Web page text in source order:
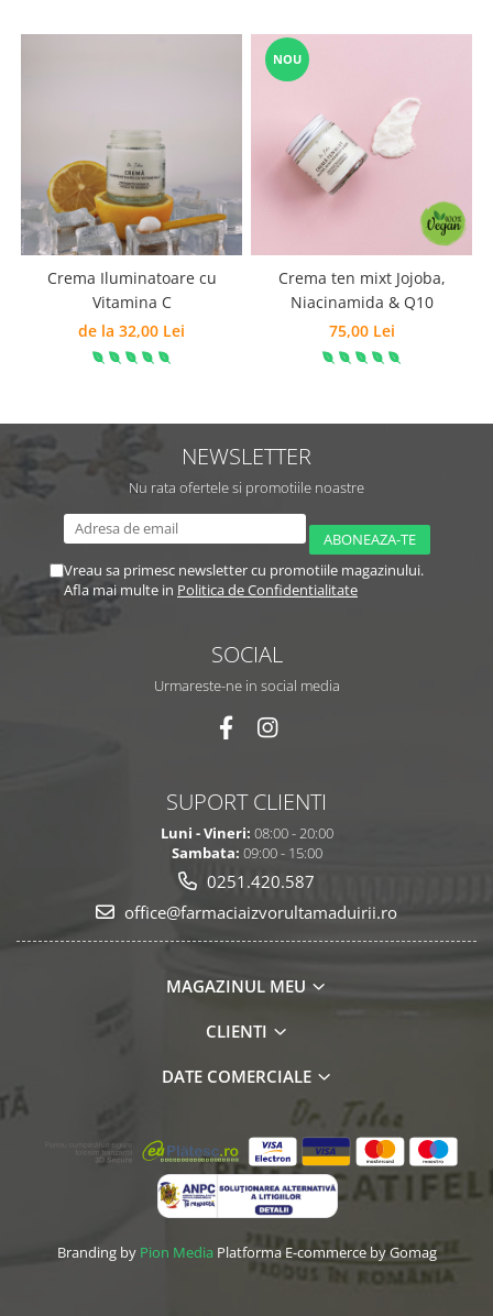
Crema Iluminatoare cu
Vitamina C
de la 32,00 Lei
NOU
Crema ten mixt Jojoba,
Niacinamida & Q10
75,00 Lei
NEWSLETTER
Nu rata ofertele si promotiile noastre
Vreau sa primesc newsletter cu promotiile magazinului.
Afla mai multe in Politica de Confidentialitate
SOCIAL
Urmareste-ne in social media
SUPORT CLIENTI
Luni - Vineri: 08:00 - 20:00
Sambata: 09:00 - 15:00
0251.420.587
office@farmaciaizvorultamaduirii.ro
MAGAZINUL MEU
CLIENTI
DATE COMERCIALE
Branding by Pion Media Platforma E-commerce by Gomag